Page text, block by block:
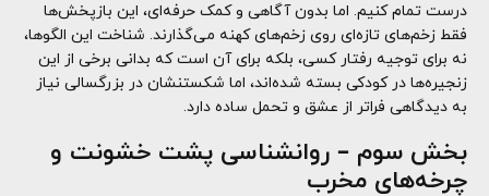
درست تمام کنیم. اما بدون آگاهی و کمک حرفه‌ای، این بازپخش‌ها
فقط زخم‌های تازه‌ای روی زخم‌های کهنه می‌گذارند. شناخت این الگوها،
نه برای توجیه رفتار کسی، بلکه برای آن است که بدانی برخی از این
زنجیره‌ها در کودکی بسته شده‌اند، اما شکستنشان در بزرگسالی نیاز
به دیدگاهی فراتر از عشق و تحمل ساده دارد.
بخش سوم – روانشناسی پشت خشونت و
چرخه‌های مخرب